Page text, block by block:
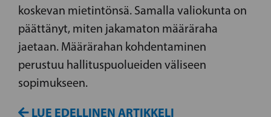
koskevan mietintönsä. Samalla valiokunta on
päättänyt, miten jakamaton määräraha
jaetaan. Määrärahan kohdentaminen
perustuu hallituspuolueiden väliseen
sopimukseen.
LUE EDELLINEN ARTIKKELI